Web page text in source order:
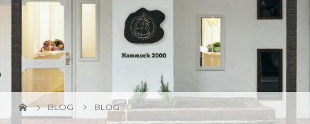
BLOG BLOG